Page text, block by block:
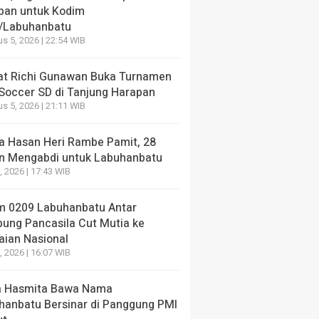
untuk Kodim 0209/Labuhanbatu
lalu
Richi Gunawan Buka
Mini Soccer SD di
Harapan
untuk Kodim
5, 2026 | 22:54 WIB
Richi Gunawan Buka Turnamen
SD di Tanjung Harapan
5, 2026 | 21:11 WIB
Hasan Heri Rambe Pamit, 28
Mengabdi untuk Labuhanbatu
2026 | 17:43 WIB
0209 Labuhanbatu Antar
Pancasila Cut Mutia ke
Nasional
2026 | 16:07 WIB
Hasmita Bawa Nama
Bersinar di Panggung PMI